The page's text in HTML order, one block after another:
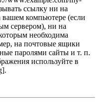
ссылку ни на
компьютере (если
сервером), ни на
необходима
на почтовые ящики
паролями сайты и т. п.
используйте в